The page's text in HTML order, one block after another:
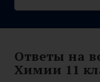
Ответы на
Химии 11